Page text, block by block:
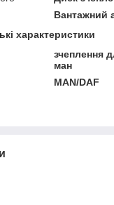
Вантажний
характеристики
зчеплення
ман
MAN/DAF